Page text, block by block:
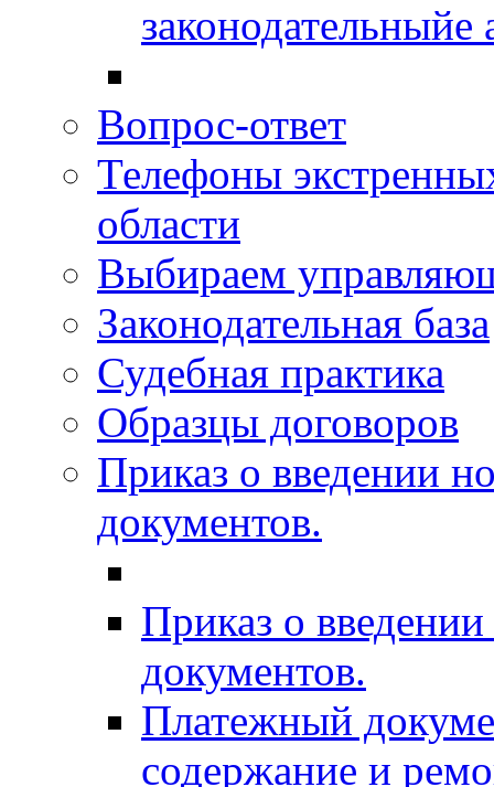
законодательныйе
Вопрос-ответ
Телефоны
области
Выбираем
Законодательная база
Судебная практика
Образцы договоров
Приказ о введении
документов.
Приказ о
документов.
Платежный
содержание и